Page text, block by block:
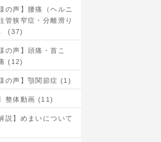
の声】腰痛（ヘルニ
管狭窄症・分離滑り
(37)
の声】頭痛・首こ
(12)
の声】顎関節症 (1)
整体動画 (11)
説】めまいについて